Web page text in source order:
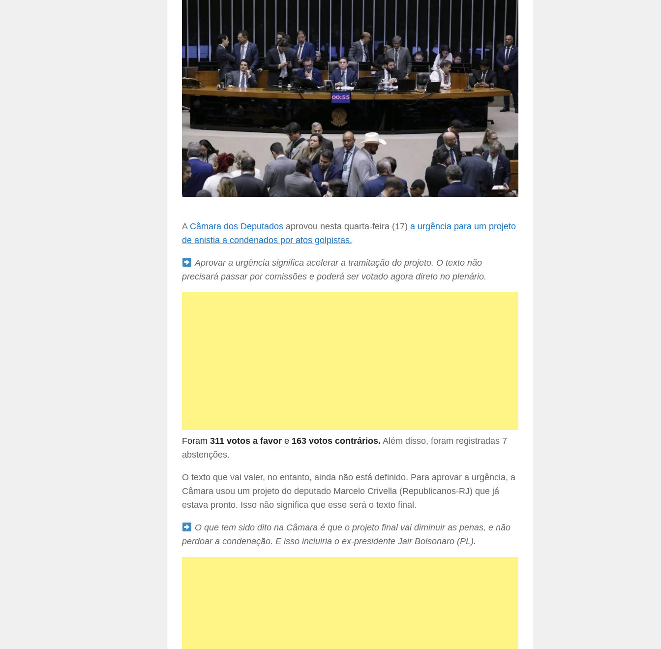
A Câmara dos Deputados aprovou nesta quarta-feira (17) a urgência para um projeto
de anistia a condenados por atos golpistas.
Aprovar a urgência significa acelerar a tramitação do projeto. O texto não
precisará passar por comissões e poderá ser votado agora direto no plenário.
Foram 311 votos a favor e 163 votos contrários. Além disso, foram registradas 7
abstenções.
O texto que vai valer, no entanto, ainda não está definido. Para aprovar a urgência, a
Câmara usou um projeto do deputado Marcelo Crivella (Republicanos-RJ) que já
estava pronto. Isso não significa que esse será o texto final.
O que tem sido dito na Câmara é que o projeto final vai diminuir as penas, e não
perdoar a condenação. E isso incluiria o ex-presidente Jair Bolsonaro (PL).